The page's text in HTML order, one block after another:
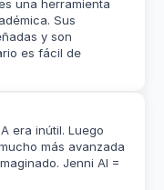
una herramienta
Sus
y son
es fácil de
era inútil. Luego
más avanzada
Jenni AI =